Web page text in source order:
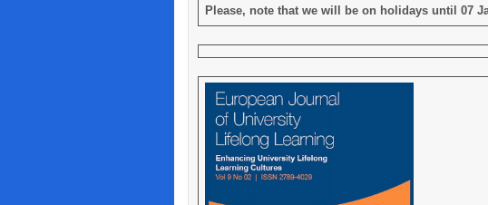
Please, note that we will be on holidays until 07